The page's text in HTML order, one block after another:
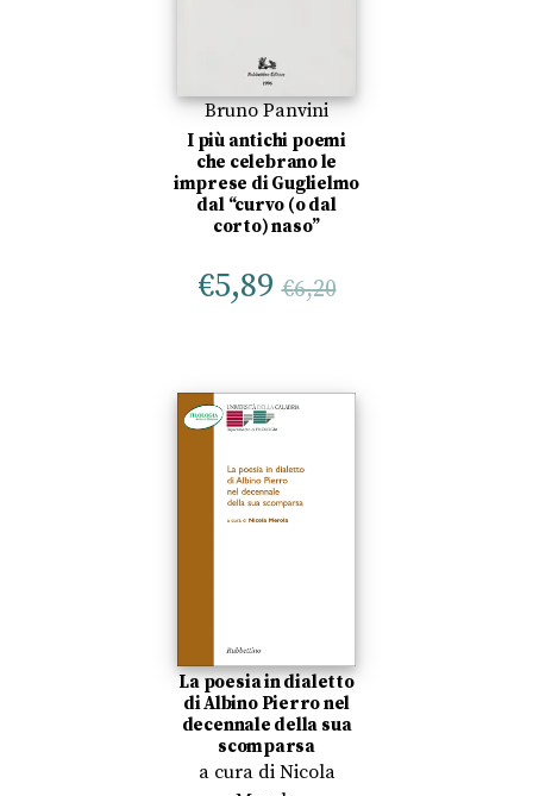
Bruno Panvini
I più antichi poemi
che celebrano le
imprese di Guglielmo
dal “curvo (o dal
corto) naso”
€5,89 €6,20
La poesia in dialetto
di Albino Pierro nel
decennale della sua
scomparsa
a cura di Nicola